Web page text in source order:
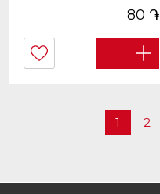
80 ֏
1 2